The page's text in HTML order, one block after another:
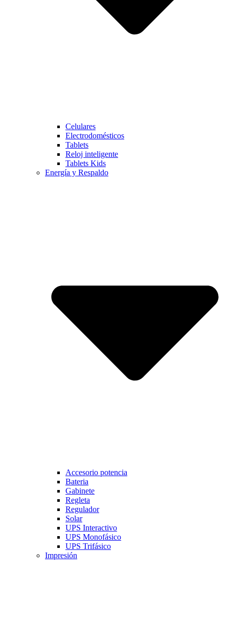
Celulares
Electrodomésticos
Tablets
Reloj inteligente
Tablets Kids
Energía y Respaldo
Accesorio potencia
Bateria
Gabinete
Regleta
Regulador
Solar
UPS Interactivo
UPS Monofásico
UPS Trifásico
Impresión